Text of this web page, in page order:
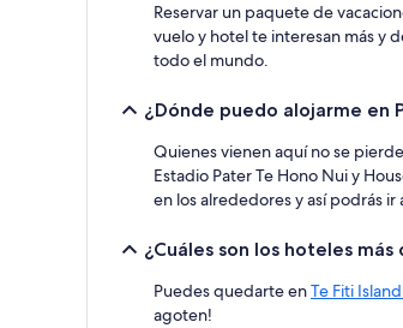
disponibilidad
condiciones
Reservar un paquete de
vuelo y hotel te interesan más y
todo el mundo.
¿Dónde puedo alojarme en
Quienes vienen aquí no se
Estadio Pater Te Hono Nui y
en los alrededores y así podrás
¿Cuáles son los hoteles
Puedes quedarte enTe Fiti
agoten!